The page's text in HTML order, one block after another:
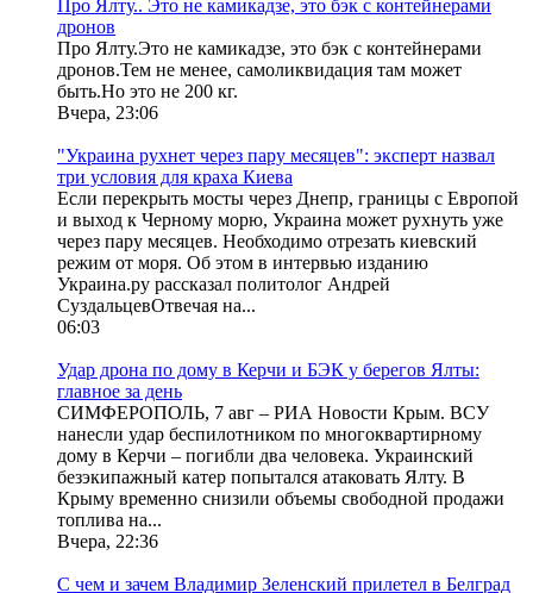
Про Ялту.. Это не камикадзе, это бэк с контейнерами
дронов
Про Ялту.Это не камикадзе, это бэк с контейнерами
дронов.Тем не менее, самоликвидация там может
быть.Но это не 200 кг.
Вчера, 23:06
"Украина рухнет через пару месяцев": эксперт назвал
три условия для краха Киева
Если перекрыть мосты через Днепр, границы с Европой
и выход к Черному морю, Украина может рухнуть уже
через пару месяцев. Необходимо отрезать киевский
режим от моря. Об этом в интервью изданию
Украина.ру рассказал политолог Андрей
СуздальцевОтвечая на...
06:03
Удар дрона по дому в Керчи и БЭК у берегов Ялты:
главное за день
СИМФЕРОПОЛЬ, 7 авг – РИА Новости Крым. ВСУ
нанесли удар беспилотником по многоквартирному
дому в Керчи – погибли два человека. Украинский
безэкипажный катер попытался атаковать Ялту. В
Крыму временно снизили объемы свободной продажи
топлива на...
Вчера, 22:36
С чем и зачем Владимир Зеленский прилетел в Белград